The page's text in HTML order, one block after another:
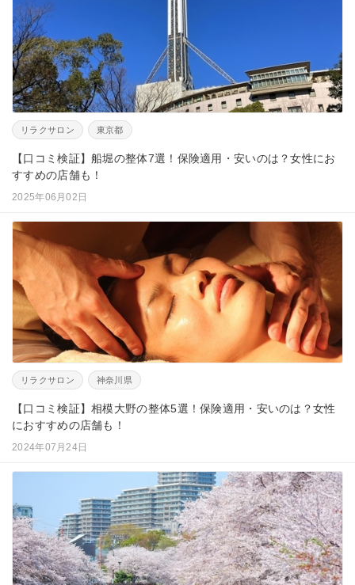
リラクサロン 東京都
【口コミ検証】船堀の整体7選！保険適用・安いのは？女性にお
すすめの店舗も！
2025年06月02日
リラクサロン 神奈川県
【口コミ検証】相模大野の整体5選！保険適用・安いのは？女性
におすすめの店舗も！
2024年07月24日